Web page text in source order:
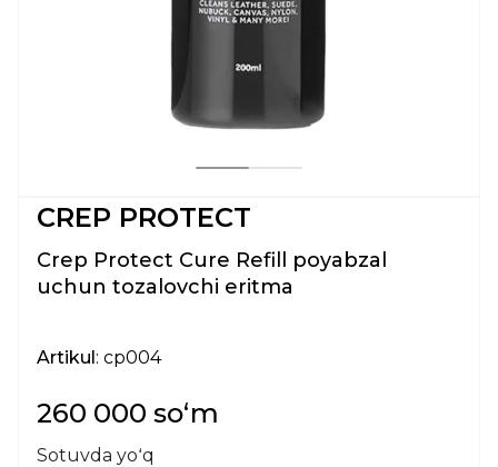
CREP PROTECT
Crep Protect Cure Refill poyabzal
uchun tozalovchi eritma
Artikul: cp004
260 000 soʻm
Sotuvda yoʻq